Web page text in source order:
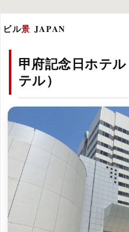
ビル景 JAPAN
甲府記念日ホテ
テル）